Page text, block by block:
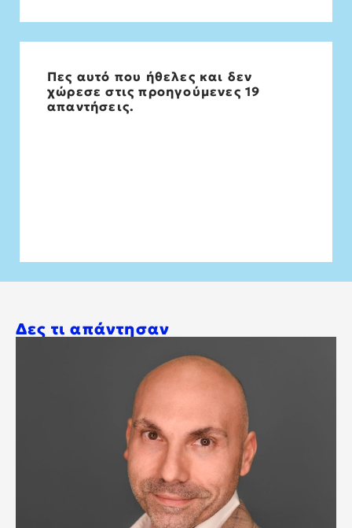
Πες αυτό που ήθελες και δεν
χώρεσε στις προηγούμενες 19
απαντήσεις.
Φιλοσόφησε το με το σαράβαλο γιατί
είναι μικρή η ζωή για να τη ξοδεύουμε έτσι
Δες τι απάντησαν